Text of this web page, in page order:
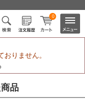
0
りません。
品